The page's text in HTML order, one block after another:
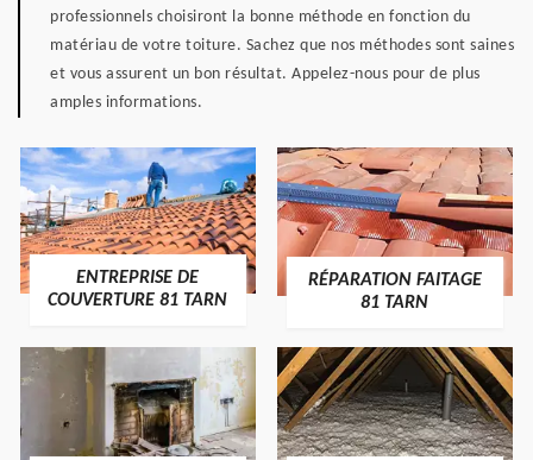
professionnels choisiront la bonne méthode en fonction du
matériau de votre toiture. Sachez que nos méthodes sont saines
et vous assurent un bon résultat. Appelez-nous pour de plus
amples informations.
ENTREPRISE DE
COUVERTURE 81 TARN
RÉPARATION FAITAGE
81 TARN